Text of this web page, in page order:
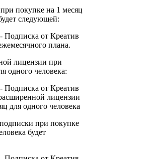
покупке на 1 месяц
следующей:
лицензии при
одного человека:
при покупке
будет